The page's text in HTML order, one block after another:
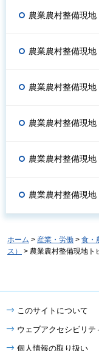
農業農村整備現
農業農村整備現
農業農村整備現
農業農村整備現
農業農村整備現
農業農村整備現
ホーム > 産業・労働 > 食・
ス）
> 農業農村整備現地ト
このサイトについて
ウェブアクセシビリテ
個人情報の取り扱い